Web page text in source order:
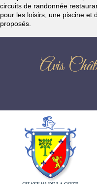
circuits de randonnée
pour les loisirs, une piscine et
proposés.
Avis